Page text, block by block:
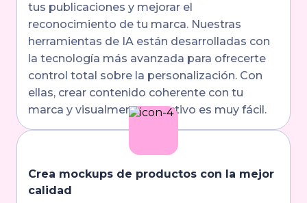
tus publicaciones y mejorar el
reconocimiento de tu marca. Nuestras
herramientas de IA están desarrolladas con
la tecnología más avanzada para ofrecerte
control total sobre la personalización. Con
ellas, crear contenido coherente con tu
marca y visualmente atractivo es muy fácil.
Crea mockups de productos con la mejor
calidad